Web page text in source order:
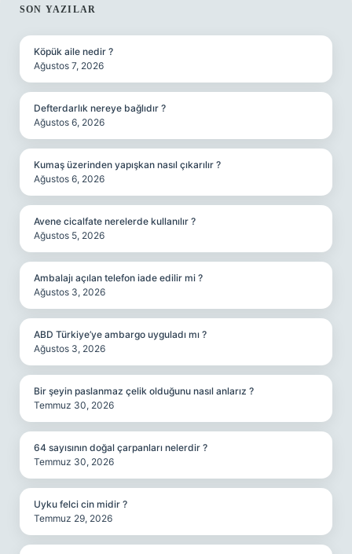
SIDEBAR
SON YAZILAR
Köpük aile nedir ?
Ağustos 7, 2026
Defterdarlık nereye bağlıdır ?
Ağustos 6, 2026
Kumaş üzerinden yapışkan nasıl çıkarılır ?
Ağustos 6, 2026
Avene cicalfate nerelerde kullanılır ?
Ağustos 5, 2026
Ambalajı açılan telefon iade edilir mi ?
Ağustos 3, 2026
ABD Türkiye’ye ambargo uyguladı mı ?
Ağustos 3, 2026
Bir şeyin paslanmaz çelik olduğunu nasıl anlarız ?
Temmuz 30, 2026
64 sayısının doğal çarpanları nelerdir ?
Temmuz 30, 2026
Uyku felci cin midir ?
Temmuz 29, 2026